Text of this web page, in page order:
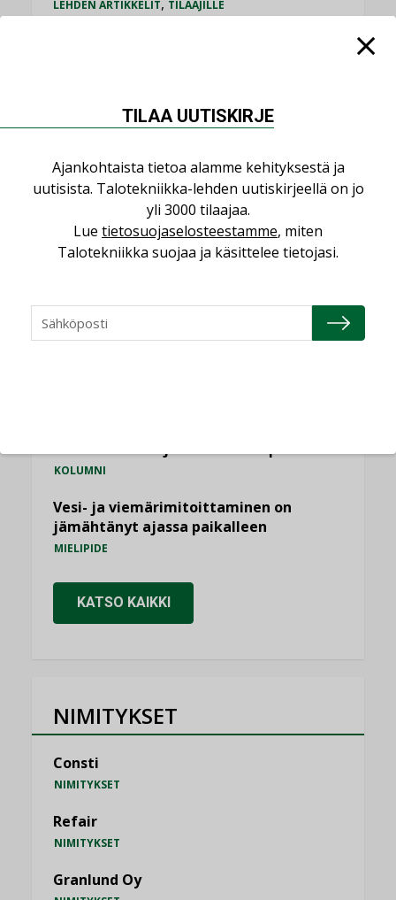
LEHDEN ARTIKKELIT TILAAJILLE
NÄKÖKULMIA
Puheista tekoihin – uusin teknologia
käyttöön kiinteistöissä
KOLUMNI
KOLUMNI
Vesi- ja viemärimitoittaminen on
jämähtänyt ajassa paikalleen
MIELIPIDE
KATSO KAIKKI
NIMITYKSET
Consti
NIMITYKSET
Refair
NIMITYKSET
Granlund Oy
TILAA UUTISKIRJE
Ajankohtaista tietoa alamme kehityksestä ja
uutisista. Talotekniikka-lehden uutiskirjeellä on jo
yli 3000 tilaajaa.
Lue tietosuojaselosteestamme, miten
Talotekniikka suojaa ja käsittelee tietojasi.